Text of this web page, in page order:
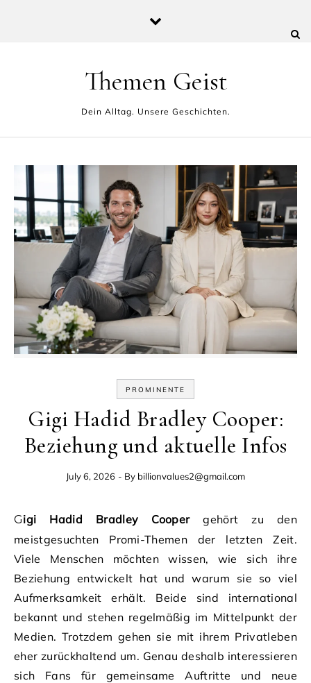
Themen Geist
Dein Alltag. Unsere Geschichten.
PROMINENTE
Gigi Hadid Bradley Cooper:
Beziehung und aktuelle Infos
July 6, 2026 - By billionvalues2@gmail.com
Gigi Hadid Bradley Coopergehört zu den
meistgesuchten Promi-Themen der letzten Zeit.
Viele Menschen möchten wissen, wie sich ihre
Beziehung entwickelt hat und warum sie so viel
Aufmerksamkeit erhält. Beide sind international
bekannt und stehen regelmäßig im Mittelpunkt der
Medien. Trotzdem gehen sie mit ihrem Privatleben
eher zurückhaltend um. Genau deshalb interessieren
sich Fans für gemeinsame Auftritte und neue